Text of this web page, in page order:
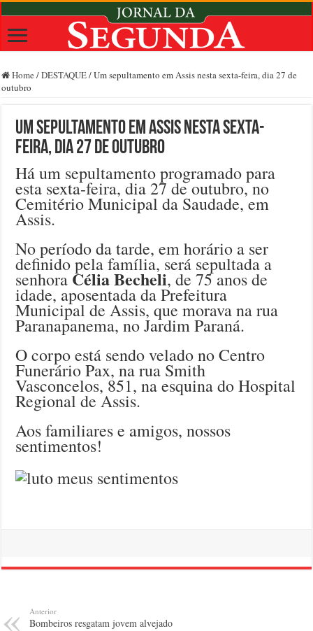
Home /DESTAQUE/Um sepultamento em Assis nesta sexta-feira, dia 27 de
outubro
Um sepultamento em Assis nesta sexta-
feira, dia 27 de outubro
Há um sepultamento programado para
esta sexta-feira, dia 27 de outubro, no
Cemitério Municipal da Saudade, em
Assis.
No período da tarde, em horário a ser
definido pela família, será sepultada a
senhora Célia Becheli, de 75 anos de
idade, aposentada da Prefeitura
Municipal de Assis, que morava na rua
Paranapanema, no Jardim Paraná.
O corpo está sendo velado no Centro
Funerário Pax, na rua Smith
Vasconcelos, 851, na esquina do Hospital
Regional de Assis.
Aos familiares e amigos, nossos
sentimentos!
Anterior
Bombeiros resgatam jovem alvejado